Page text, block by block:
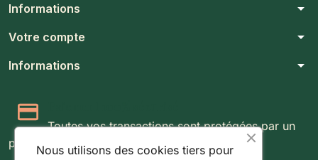
Informations arrow_drop_down
Votre compte arrow_drop_down
Informations arrow_drop_down
Toutes vos transactions sont protégées par un
protocole SSL 256 bits.
Nous utilisons des cookies tiers pour